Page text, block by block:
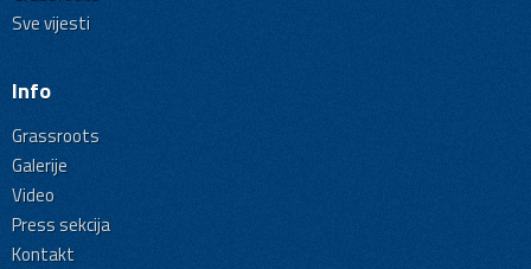
Sve vijesti
Info
Grassroots
Galerije
Video
Press sekcija
Kontakt